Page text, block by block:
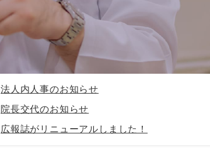
法人内人事のお知らせ
院長交代のお知らせ
広報誌がリニューアルしました！